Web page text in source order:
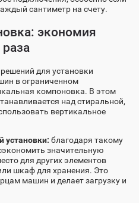
сантиметр на счету.
экономия
для установки
в ограниченном
компоновка. В этом
над стиральной,
вертикальное
установки: благодаря такому
значительную
для других элементов
шкаф для хранения. Это
машин и делает загрузку и